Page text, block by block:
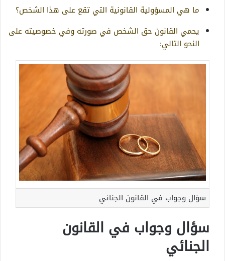
ما هي المسؤولية القانونية التي تقع على هذا الشخص؟
يحمي القانون حق الشخص في صورته وفي خصوصيته على
النحو التالي:
سؤال وجواب في القانون الجنائي
سؤال وجواب في القانون
الجنائي